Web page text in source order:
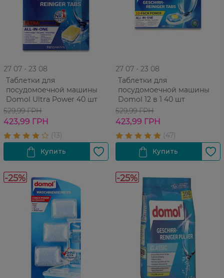
27 07 - 23 08
Таблетки для
посудомоечной машины
Domol Ultra Power 40 шт
529,99 ГРН
423,99 ГРН
27 07 - 23 08
Таблетки для
посудомоечной машины
Domol 12 в 1 40 шт
529,99 ГРН
423,99 ГРН
-25% -25%